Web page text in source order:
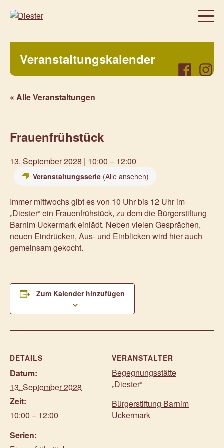
Über uns
Regelmäßige Angebote
Was bei uns sonst noch so los ist…
Veranstaltungen
Prenzlauer Frauenwochen 2025
Unsere Partner
Aktuelles
Kontakt
Facebook
Veranstaltungskalender
« Alle Veranstaltungen
Frauenfrühstück
13. September 2028 | 10:00 – 12:00
Veranstaltungsserie (Alle ansehen)
Immer mittwochs gibt es von 10 Uhr bis 12 Uhr im
„Diester“ ein Frauenfrühstück, zu dem die Bürgerstiftung
Barnim Uckermark einlädt. Neben vielen Gesprächen,
neuen Eindrücken, Aus- und Einblicken wird hier auch
gemeinsam gekocht.
Zum Kalender hinzufügen
DETAILS
Datum:
13. September 2028
Zeit:
10:00 – 12:00
Serien:
VERANSTALTER
Begegnungsstätte
„Diester“
Bürgerstiftung Barnim
Uckermark